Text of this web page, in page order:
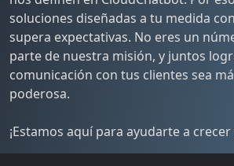
soluciones diseñadas a tu medida
supera expectativas. No eres un
parte de nuestra misión, y juntos
comunicación con tus clientes sea
poderosa.
¡Estamos aquí para ayudarte a